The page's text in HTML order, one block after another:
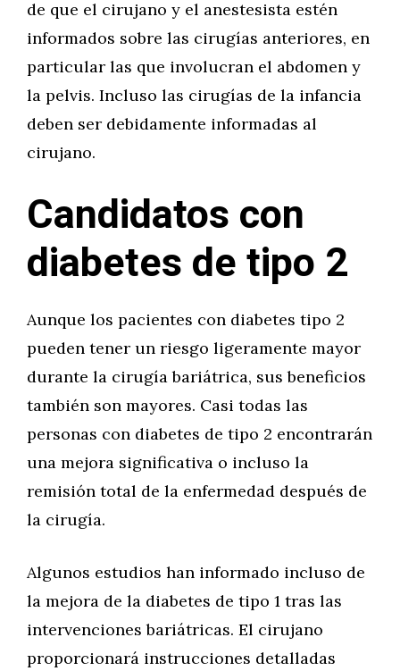
de que el cirujano y el anestesista estén
informados sobre las cirugías anteriores, en
particular las que involucran el abdomen y
la pelvis. Incluso las cirugías de la infancia
deben ser debidamente informadas al
cirujano.
Candidatos con
diabetes de tipo 2
Aunque los pacientes con diabetes tipo 2
pueden tener un riesgo ligeramente mayor
durante la cirugía bariátrica, sus beneficios
también son mayores. Casi todas las
personas con diabetes de tipo 2 encontrarán
una mejora significativa o incluso la
remisión total de la enfermedad después de
la cirugía.
Algunos estudios han informado incluso de
la mejora de la diabetes de tipo 1 tras las
intervenciones bariátricas. El cirujano
proporcionará instrucciones detalladas